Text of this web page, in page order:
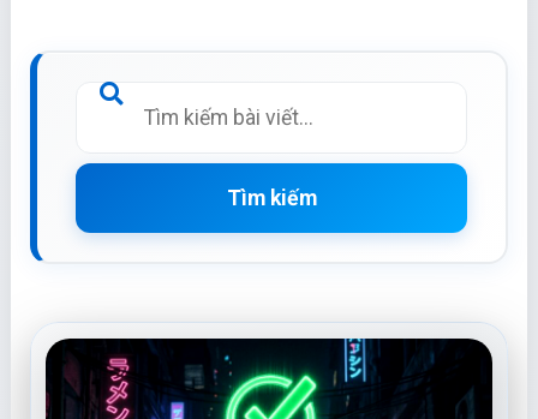
Tìm kiếm